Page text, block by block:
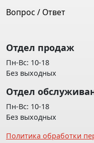
Вопрос / Ответ
Отдел продаж
Пн-Вс: 10-18
Без выходных
Отдел
Пн-Вс: 10-18
Без выходных
Политика обработки